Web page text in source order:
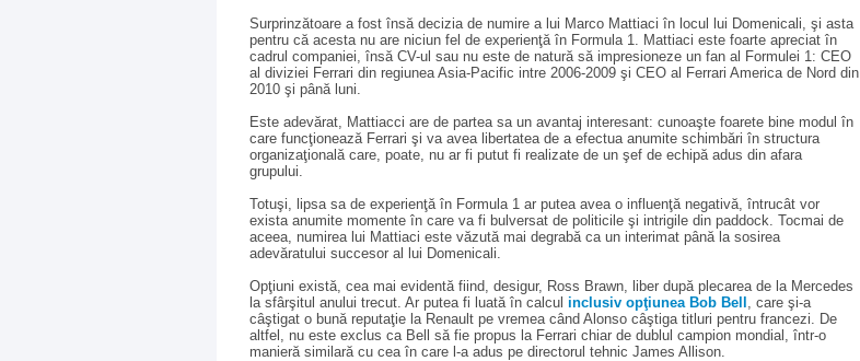
Surprinzătoare a fost însă decizia de numire a lui Marco Mattiaci în locul lui Domenicali, şi asta
pentru că acesta nu are niciun fel de experienţă în Formula 1. Mattiaci este foarte apreciat în
cadrul companiei, însă CV-ul sau nu este de natură să impresioneze un fan al Formulei 1: CEO
al diviziei Ferrari din regiunea Asia-Pacific intre 2006-2009 şi CEO al Ferrari America de Nord din
2010 şi până luni.
Este adevărat, Mattiacci are de partea sa un avantaj interesant: cunoaşte foarete bine modul în
care funcţionează Ferrari şi va avea libertatea de a efectua anumite schimbări în structura
organizaţională care, poate, nu ar fi putut fi realizate de un şef de echipă adus din afara
grupului.
Totuşi, lipsa sa de experienţă în Formula 1 ar putea avea o influenţă negativă, întrucât vor
exista anumite momente în care va fi bulversat de politicile şi intrigile din paddock. Tocmai de
aceea, numirea lui Mattiaci este văzută mai degrabă ca un interimat până la sosirea
adevăratului succesor al lui Domenicali.
Opţiuni există, cea mai evidentă fiind, desigur, Ross Brawn, liber după plecarea de la Mercedes
la sfârşitul anului trecut. Ar putea fi luată în calcul inclusiv opţiunea Bob Bell , care şi-a
câştigat o bună reputaţie la Renault pe vremea când Alonso câştiga titluri pentru francezi. De
altfel, nu este exclus ca Bell să fie propus la Ferrari chiar de dublul campion mondial, într-o
manieră similară cu cea în care l-a adus pe directorul tehnic James Allison.